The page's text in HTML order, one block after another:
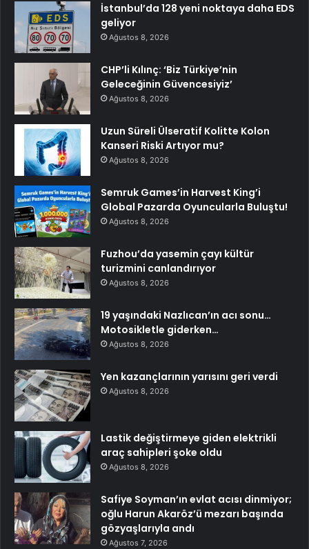
İstanbul’da 128 yeni noktaya daha EDS
geliyor
Ağustos 8, 2026
CHP’li Kılınç: ‘Biz Türkiye’nin
Geleceğinin Güvencesiyiz’
Ağustos 8, 2026
Uzun Süreli Ülseratif Kolitte Kolon
Kanseri Riski Artıyor mu?
Ağustos 8, 2026
Semruk Games’in Harvest King’i
Global Pazarda Oyuncularla Buluştu!
Ağustos 8, 2026
Fuzhou’da yasemin çayı kültür
turizmini canlandırıyor
Ağustos 8, 2026
19 yaşındaki Nazlıcan’ın acı sonu…
Motosikletle giderken…
Ağustos 8, 2026
Yen kazançlarının yarısını geri verdi
Ağustos 8, 2026
Lastik değiştirmeye giden elektrikli
araç sahipleri şoke oldu
Ağustos 8, 2026
Safiye Soyman’ın evlat acısı dinmiyor;
oğlu Harun Akaröz’ü mezarı başında
gözyaşlarıyla andı
Ağustos 7, 2026